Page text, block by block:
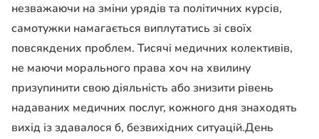
незважаючи на зміни урядів та політичних курсів,
самотужки намагається виплутатись зі своїх
повсякдених проблем. Тисячі медичних колективів,
не маючи морального права хоч на хвилину
призупинити свою діяльність або знизити рівень
надаваних медичних послуг, кожного дня знаходять
вихід із здавалося б, безвихідних ситуацій.День